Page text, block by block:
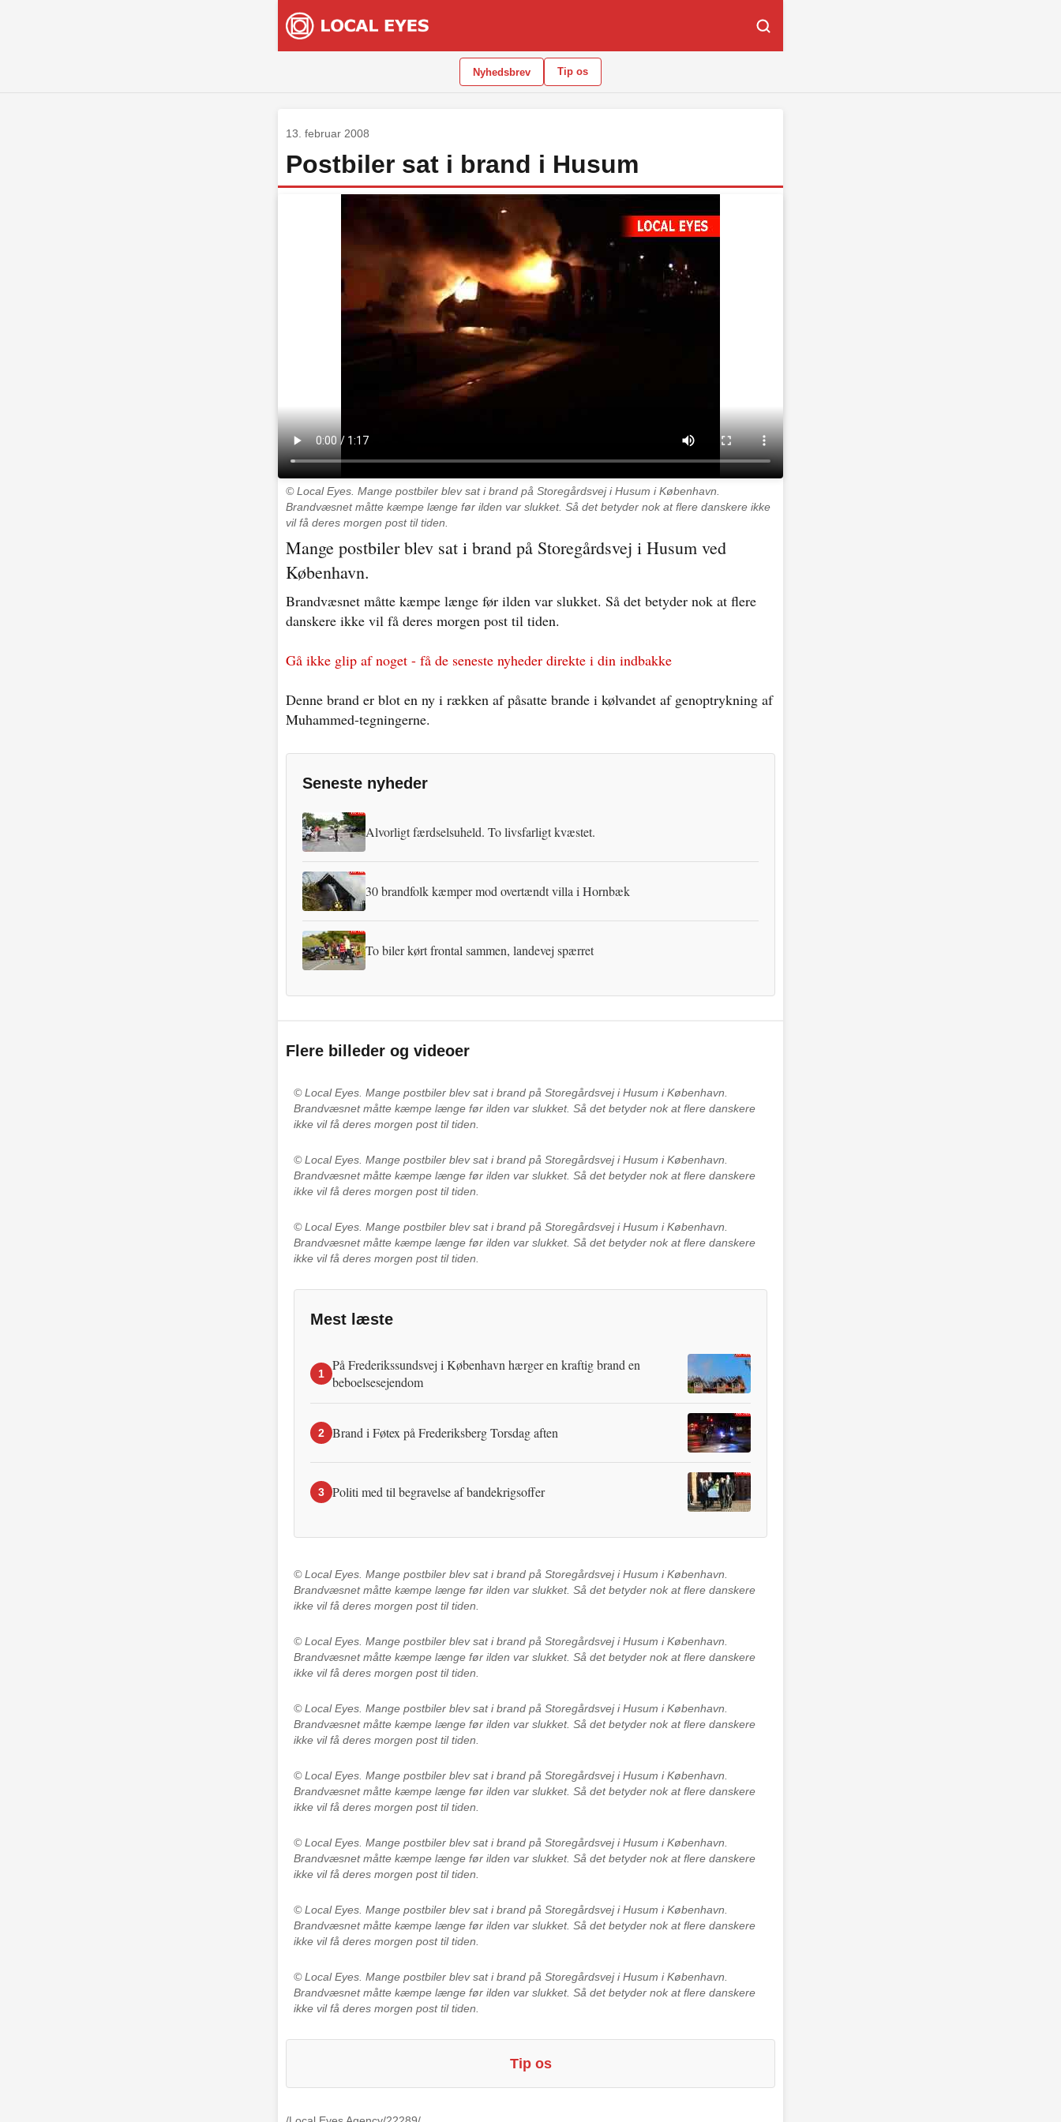
Nyhedsbrev Tip os
13. februar 2008
Postbiler sat i brand i Husum
© Local Eyes. Mange postbiler blev sat i brand på Storegårdsvej i Husum i København.
Brandvæsnet måtte kæmpe længe før ilden var slukket. Så det betyder nok at flere danskere ikke
vil få deres morgen post til tiden.
Mange postbiler blev sat i brand på Storegårdsvej i Husum ved
København.
Brandvæsnet måtte kæmpe længe før ilden var slukket. Så det betyder nok at flere
danskere ikke vil få deres morgen post til tiden.
Gå ikke glip af noget - få de seneste nyheder direkte i din indbakke
Denne brand er blot en ny i rækken af påsatte brande i kølvandet af genoptrykning af
Muhammed-tegningerne.
Seneste nyheder
Alvorligt færdselsuheld. To livsfarligt kvæstet.
30 brandfolk kæmper mod overtændt villa i Hornbæk
To biler kørt frontal sammen, landevej spærret
Flere billeder og videoer
© Local Eyes. Mange postbiler blev sat i brand på Storegårdsvej i Husum i København.
Brandvæsnet måtte kæmpe længe før ilden var slukket. Så det betyder nok at flere danskere
ikke vil få deres morgen post til tiden.
© Local Eyes. Mange postbiler blev sat i brand på Storegårdsvej i Husum i København.
Brandvæsnet måtte kæmpe længe før ilden var slukket. Så det betyder nok at flere danskere
ikke vil få deres morgen post til tiden.
© Local Eyes. Mange postbiler blev sat i brand på Storegårdsvej i Husum i København.
Brandvæsnet måtte kæmpe længe før ilden var slukket. Så det betyder nok at flere danskere
ikke vil få deres morgen post til tiden.
Mest læste
1
På Frederikssundsvej i København hærger en kraftig brand en
beboelsesejendom
2 Brand i Føtex på Frederiksberg Torsdag aften
3 Politi med til begravelse af bandekrigsoffer
© Local Eyes. Mange postbiler blev sat i brand på Storegårdsvej i Husum i København.
Brandvæsnet måtte kæmpe længe før ilden var slukket. Så det betyder nok at flere danskere
ikke vil få deres morgen post til tiden.
© Local Eyes. Mange postbiler blev sat i brand på Storegårdsvej i Husum i København.
Brandvæsnet måtte kæmpe længe før ilden var slukket. Så det betyder nok at flere danskere
ikke vil få deres morgen post til tiden.
© Local Eyes. Mange postbiler blev sat i brand på Storegårdsvej i Husum i København.
Brandvæsnet måtte kæmpe længe før ilden var slukket. Så det betyder nok at flere danskere
ikke vil få deres morgen post til tiden.
© Local Eyes. Mange postbiler blev sat i brand på Storegårdsvej i Husum i København.
Brandvæsnet måtte kæmpe længe før ilden var slukket. Så det betyder nok at flere danskere
ikke vil få deres morgen post til tiden.
© Local Eyes. Mange postbiler blev sat i brand på Storegårdsvej i Husum i København.
Brandvæsnet måtte kæmpe længe før ilden var slukket. Så det betyder nok at flere danskere
ikke vil få deres morgen post til tiden.
© Local Eyes. Mange postbiler blev sat i brand på Storegårdsvej i Husum i København.
Brandvæsnet måtte kæmpe længe før ilden var slukket. Så det betyder nok at flere danskere
ikke vil få deres morgen post til tiden.
© Local Eyes. Mange postbiler blev sat i brand på Storegårdsvej i Husum i København.
Brandvæsnet måtte kæmpe længe før ilden var slukket. Så det betyder nok at flere danskere
ikke vil få deres morgen post til tiden.
Tip os